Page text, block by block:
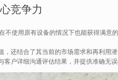
竞争力
不使用原有设备的情况下也能获得满意
还结合了其当前的市场需求和再利用潜
户详细沟通评估结果，并提供准确无误